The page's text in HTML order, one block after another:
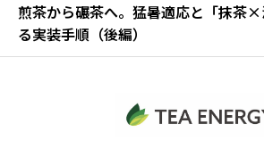
煎茶から碾茶へ。猛暑適応と「抹茶
る実装手順（後編）